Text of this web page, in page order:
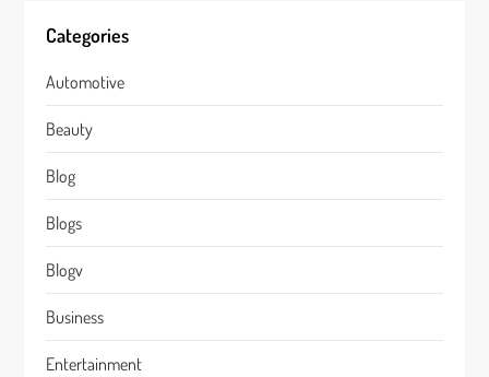
Categories
Automotive
Beauty
Blog
Blogs
Blogv
Business
Entertainment